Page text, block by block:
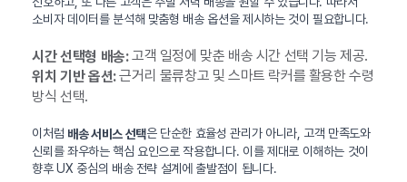
소비자 데이터를 분석해 맞춤형 배송 옵션을 제시하는 것이 필요합니다.
시간 선택형 배송:고객 일정에 맞춘 배송 시간 선택 기능 제공.
위치 기반 옵션:근거리 물류창고 및 스마트 락커를 활용한 수령
방식 선택.
이처럼 배송 서비스 선택은 단순한 효율성 관리가 아니라, 고객 만족도와
신뢰를 좌우하는 핵심 요인으로 작용합니다. 이를 제대로 이해하는 것이
향후 UX 중심의 배송 전략 설계에 출발점이 됩니다.